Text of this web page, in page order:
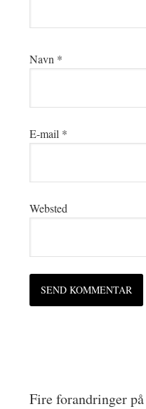
Navn *
E-mail *
Websted
Fire forandringer